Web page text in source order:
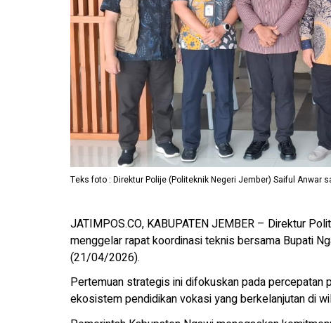
Teks foto : Direktur Polije (Politeknik Negeri Jember) Saiful Anwar
JATIMPOS.CO, KABUPATEN JEMBER – Direktur
menggelar rapat koordinasi teknis bersama Bupati
(21/04/2026).
Pertemuan strategis ini difokuskan pada percepatan
ekosistem pendidikan vokasi yang berkelanjutan di